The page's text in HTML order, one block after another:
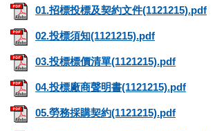
01.招標投標及契約文件(1121215).pdf
02.投標須知(1121215).pdf
03.投標標價清單(1121215).pdf
04.投標廠商聲明書(1121215).pdf
05.勞務採購契約(1121215).pdf